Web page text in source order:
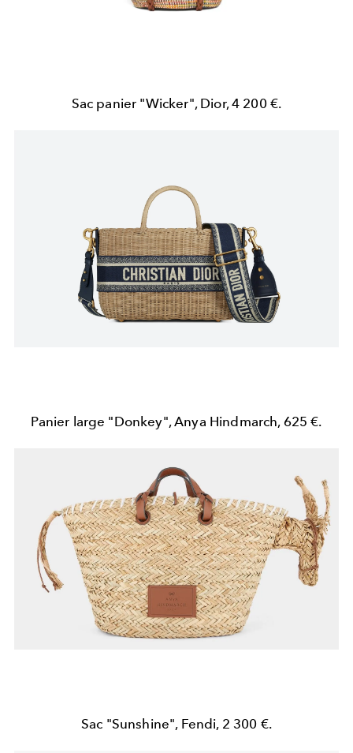
Sac panier "Wicker", Dior, 4 200 €.
Panier large "Donkey", Anya Hindmarch, 625 €.
Sac "Sunshine", Fendi, 2 300 €.